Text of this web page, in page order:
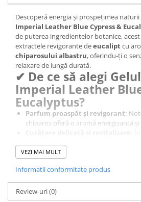
Igiena Orala
Pasta de Dinti
Periuta de Dinti
Jucarii copii
Scutece pentru Copii
Servetele Umede pentru Copii
Ingrijire Personala
Creme de Maini
Creme si Lotiuni de Corp
Deodorante si Antiperspirante
Deodorant Barbati
Deodorant Dama
Deodorant Unisex
Dus si Baie
Descoperă energia și prospețimea naturii
Imperial Leather Blue Cypress &
de puterea ingredientelor botanice,
extractele revigorante deeucaliptcu
chiparosului albastru, oferindu-ți o
relaxare de lungă durată.
✔ De ce să alegi
Imperial Leather
Eucalyptus?
Parfum proaspăt și revigorant:
chiparos oferă o aromă energizantă și
Spumă bogată și catifelată:
unică la fiecare duș.
Efect revigorant și răcoritor:
dimineață care îți oferă un plus de
Potrivit pentru toate tipurile de
VEZI MAI MULT
Informatii conformitate produs
Review-uri(0)